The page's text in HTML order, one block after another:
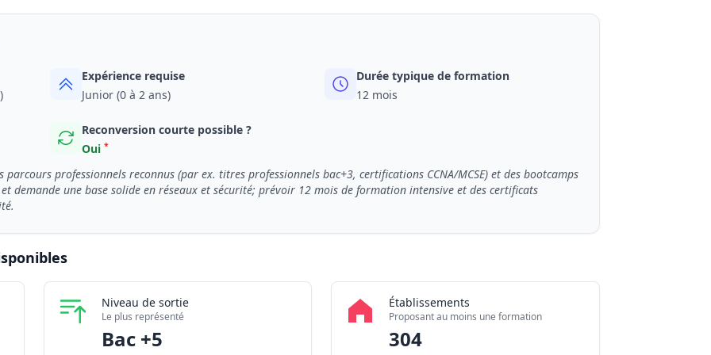
Expérience requise
Junior (0 à 2 ans)
Durée typique de formation
12 mois
Reconversion courte possible ?
Oui *
professionnels reconnus (par ex. titres professionnels bac+3, certifications CCNA/MCSE) et des bootcamps
demande une base solide en réseaux et sécurité; prévoir 12 mois de formation intensive et des certificats
systèmes et réseaux informatiques en 2026
Niveau de sortie
Le plus représenté
Bac +5
Établissements
Proposant au moins une formation
304